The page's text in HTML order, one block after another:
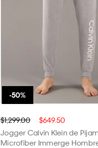
$1,299.00 $649.50
Jogger Calvin Klein de
Microfiber Immerge